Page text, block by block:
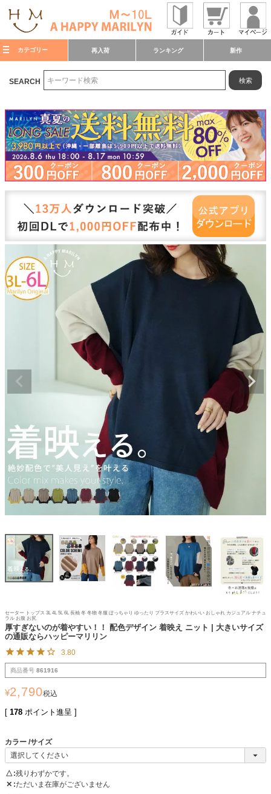
カテゴリー 再入荷 ランキング 新作
SEARCH 検索
セーター トップス 3L 4L 5L 6L 長袖 冬 冬物 冬服 ぽっちゃり ゆったり プラスサイズ かわいい おしゃれ カジュアル ナチュ
ラル お腹 お尻
厚すぎないのが着やすい！！ 配色デザイン 着映え ニット | 大きいサイズ
の通販ならハッピーマリリン
3.80
商品番号 861916
¥2,790税込
[ 178 ポイント進呈 ]
カラー サイズ
△ 残りわずかです。
✕ ただいま在庫がございません